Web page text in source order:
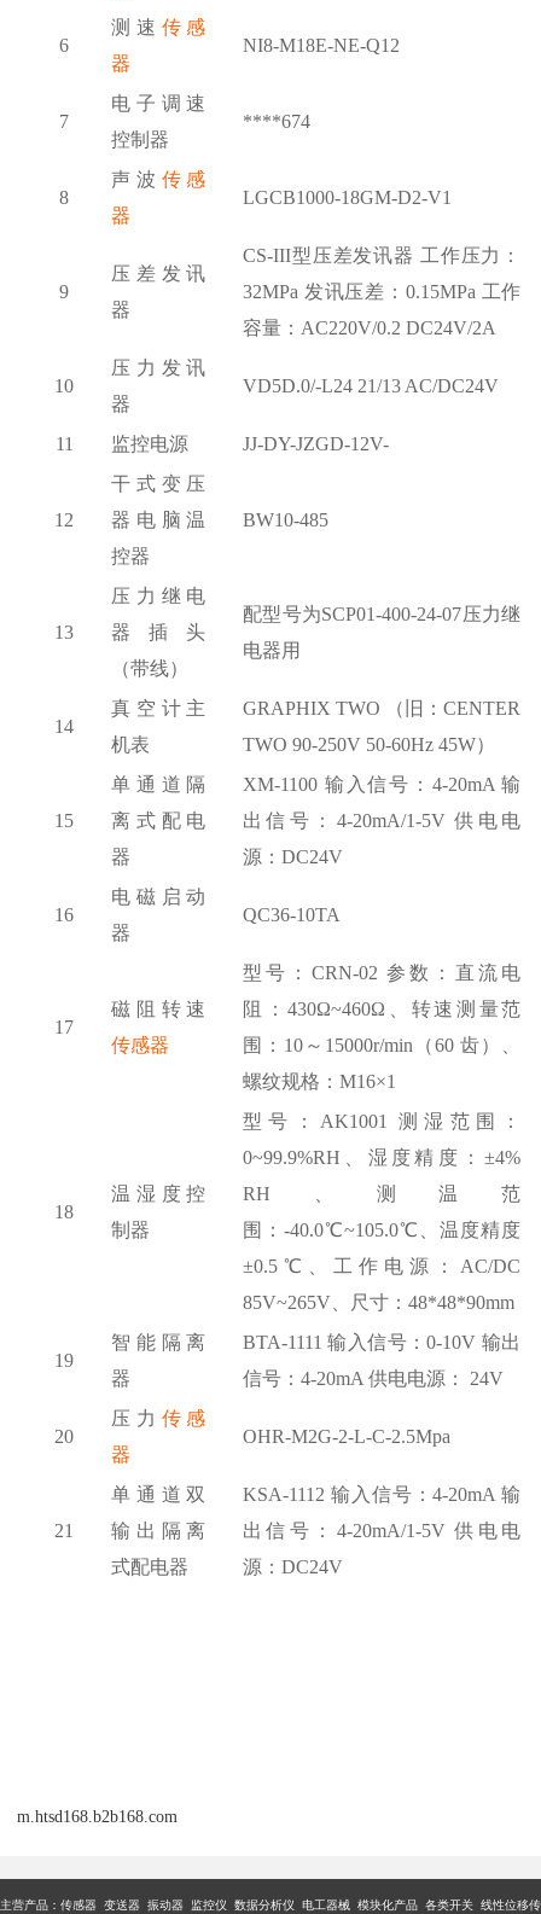
6
测速 传感
器
NI8-M18E-NE-Q12
7
电子调速
控制器
****674
8
声波 传感
器
LGCB1000-18GM-D2-V1
9
压差发讯
器
CS-III型压差发讯器 工作压力：
32MPa 发讯压差：0.15MPa 工作
容量：AC220V/0.2 DC24V/2A
10
压力发讯
器
VD5D.0/-L24 21/13 AC/DC24V
11 监控电源 JJ-DY-JZGD-12V-
12
干式变压
器电脑温
控器
BW10-485
13
压力继电
器插头
（带线）
配型号为SCP01-400-24-07压力继
电器用
14
真空计主
机表
GRAPHIX TWO （旧：CENTER
TWO 90-250V 50-60Hz 45W）
15
单通道隔
离式配电
器
XM-1100 输入信号：4-20mA 输
出信号：4-20mA/1-5V 供电电
源：DC24V
16
电磁启动
器
QC36-10TA
17
磁阻转速
传感器
型号：CRN-02 参数：直流电
阻：430Ω~460Ω、转速测量范
围：10～15000r/min（60 齿）、
螺纹规格：M16×1
18
温湿度控
制器
型号： AK1001 测湿范围：
0~99.9%RH、湿度精度：±4%
RH、测温范
围：-40.0℃~105.0℃、温度精度
±0.5℃、工作电源：AC/DC
85V~265V、尺寸：48*48*90mm
19
智能隔离
器
BTA-1111 输入信号：0-10V 输出
信号：4-20mA 供电电源： 24V
20
压力 传感
器
OHR-M2G-2-L-C-2.5Mpa
21
单通道双
输出隔离
式配电器
KSA-1112 输入信号：4-20mA 输
出信号：4-20mA/1-5V 供电电
源：DC24V
m.htsd168.b2b168.com
主营产品：传感器 变送器 振动器 监控仪 数据分析仪 电工器械 模块化产品 各类开关 线性位移传